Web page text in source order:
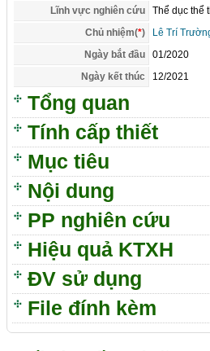
Lĩnh vực nghiên cứu
Thể dục thể
Chủ nhiệm(*)
Lê Trí
Ngày bắt đầu
01/2020
Ngày kết thúc
12/2021
Tổng quan
Tính cấp thiết
Mục tiêu
Nội dung
PP nghiên cứu
Hiệu quả KTXH
ĐV sử dụng
File đính kèm